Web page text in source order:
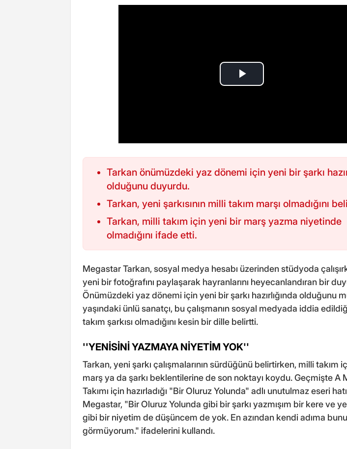
Tarkan önümüzdeki yaz dönemi için yeni bir şarkı
olduğunu duyurdu.
Tarkan, yeni şarkısının milli takım marşı olmadığını
Tarkan, milli takım için yeni bir marş yazma niyetinde
olmadığını ifade etti.
Megastar Tarkan, sosyal medya hesabı üzerinden stüdyoda
yeni bir fotoğrafını paylaşarak hayranlarını heyecanlandıran bir
Önümüzdeki yaz dönemi için yeni bir şarkı hazırlığında olduğunu
yaşındaki ünlü sanatçı, bu çalışmanın sosyal medyada iddia
takım şarkısı olmadığını kesin bir dille belirtti.
''YENİSİNİ YAZMAYA NİYETİM YOK''
Tarkan, yeni şarkı çalışmalarının sürdüğünü belirtirken, milli takım
marş ya da şarkı beklentilerine de son noktayı koydu. Geçmişte A
Takımı için hazırladığı "Bir Oluruz Yolunda" adlı unutulmaz eseri
Megastar, "Bir Oluruz Yolunda gibi bir şarkı yazmışım bir kere ve
gibi bir niyetim de düşüncem de yok. En azından kendi adıma
görmüyorum." ifadelerini kullandı.